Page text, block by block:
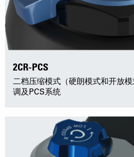
2CR-PCS
二档压缩模式（硬朗模式和开放模
调及PCS系统